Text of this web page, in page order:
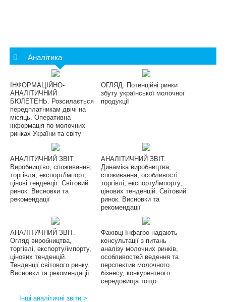
Аналітика
ІНФОРМАЦІЙНО-
АНАЛІТИЧНИЙ
БЮЛЕТЕНЬ. Розсилається
передплатникам двічі на
місяць. Оперативна
інформація по молочних
ринках України та світу
ОГЛЯД. Потенційні ринки
збуту української молочної
продукції
АНАЛІТИЧНИЙ ЗВІТ.
Виробництво, споживання,
торгівля, експорт/імпорт,
цінові тенденції. Світовий
ринок. Висновки та
рекомендації
АНАЛІТИЧНИЙ ЗВІТ.
Динаміка виробництва,
споживання, особливості
торгівлі, експорту/імпорту,
цінових тенденцій. Світовий
ринок. Висновки та
рекомендації
АНАЛІТИЧНИЙ ЗВІТ.
Огляд виробництва,
торгівлі, експорту/імпорту,
цінових тенденцій.
Тенденції світового ринку.
Висновки та рекомендації
Фахівці Інфагро надають
консультації з питань
аналізу молочних ринків,
особливостей ведення та
перспектив молочного
бізнесу, конкурентного
середовища тощо.
Інші аналітичні звіти >